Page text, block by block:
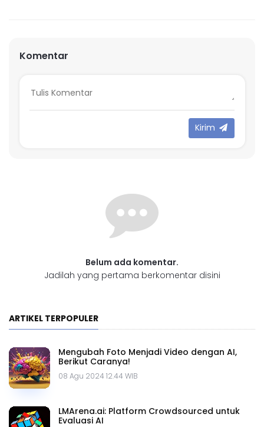
Komentar
Kirim
Belum ada komentar.
Jadilah yang pertama berkomentar disini
ARTIKEL TERPOPULER
Mengubah Foto Menjadi Video dengan AI,
Berikut Caranya!
08 Agu 2024 12.44 WIB
LMArena.ai: Platform Crowdsourced untuk
Evaluasi AI